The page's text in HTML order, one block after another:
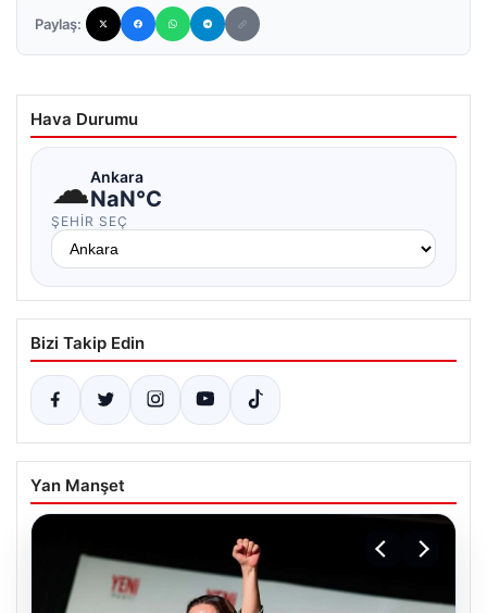
Paylaş:
Hava Durumu
☁Ankara
NaN°C
ŞEHIR SEÇ
Bizi Takip Edin
Yan Manşet